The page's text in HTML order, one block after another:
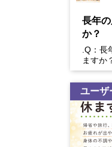
長年
か？
.Q：長
ますか
い。慢
や生活
ユーザ